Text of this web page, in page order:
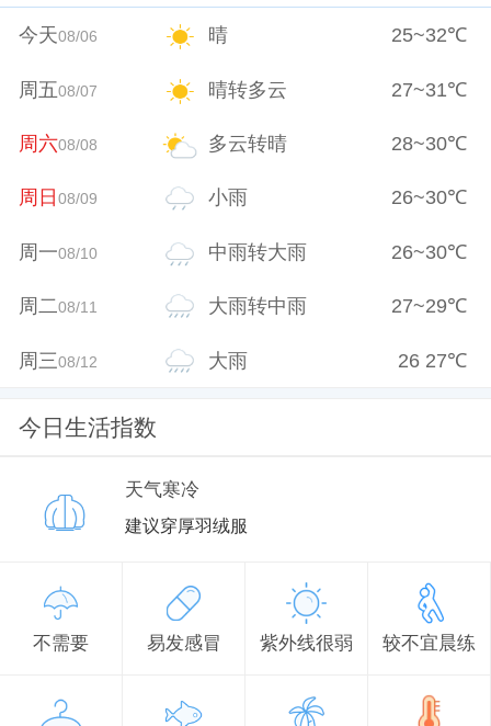
今天08/06 晴 25~32℃
周五08/07 晴转多云 27~31℃
周六08/08 多云转晴 28~30℃
周日08/09 小雨 26~30℃
周一08/10 中雨转大雨 26~30℃
周二08/11 大雨转中雨 27~29℃
周三08/12 大雨 26 27℃
今日生活指数
天气寒冷
建议穿厚羽绒服
不需要 易发感冒 紫外线很弱 较不宜晨练